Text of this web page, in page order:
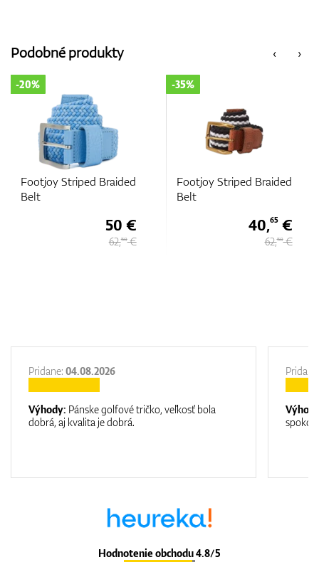
‹
Podobné produkty ›
Footjoy Striped Braided
40,
62,
Footjoy Striped Braided
50 €
62,
Hodnotenie obchodu 4.8/5
Pridane: 04.08.2026
Výhody: Pánske golfové tričko, veľkosť bola
dobrá, aj kvalita je dobrá.